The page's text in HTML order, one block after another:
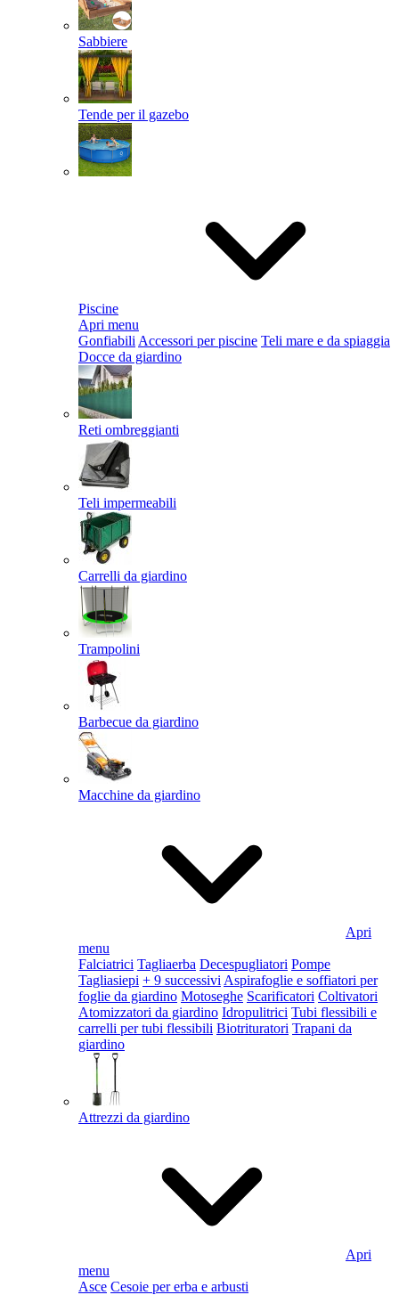
Sabbiere
Tende per il gazebo
Piscine
Apri menu
Gonfiabili Accessori per piscine Teli mare e da spiaggia
Docce da giardino
Reti ombreggianti
Teli impermeabili
Carrelli da giardino
Trampolini
Barbecue da giardino
Macchine da giardino
Apri
menu
Falciatrici Tagliaerba Decespugliatori Pompe
Tagliasiepi + 9 successivi Aspirafoglie e soffiatori per
foglie da giardino Motoseghe Scarificatori Coltivatori
Atomizzatori da giardino Idropulitrici Tubi flessibili e
carrelli per tubi flessibili Biotrituratori Trapani da
giardino
Attrezzi da giardino
Apri
menu
Asce Cesoie per erba e arbusti